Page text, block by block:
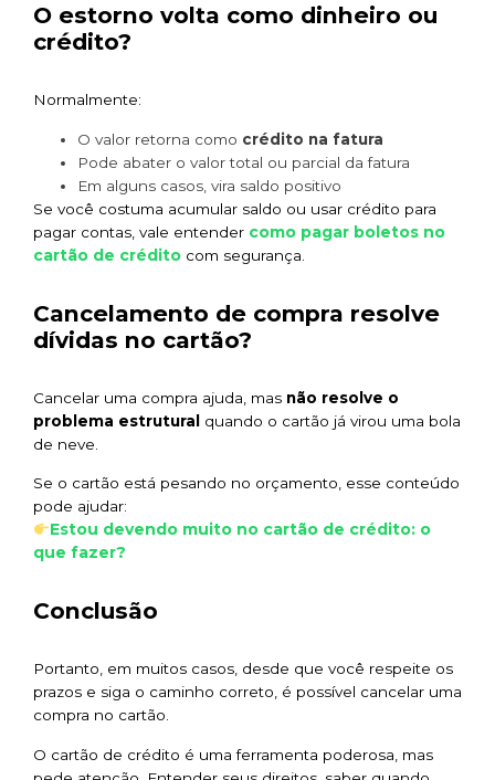
O estorno volta como dinheiro ou
crédito?
Normalmente:
O valor retorna como crédito na fatura
Pode abater o valor total ou parcial da fatura
Em alguns casos, vira saldo positivo
Se você costuma acumular saldo ou usar crédito para
pagar contas, vale entender como pagar boletos no
cartão de crédito com segurança.
Cancelamento de compra resolve
dívidas no cartão?
Cancelar uma compra ajuda, mas não resolve o
problema estrutural
quando o cartão já virou uma bola
de neve.
Se o cartão está pesando no orçamento, esse conteúdo
pode ajudar:
Estou devendo muito no cartão de crédito: o
que fazer?
Conclusão
Portanto, em muitos casos, desde que você respeite os
prazos e siga o caminho correto, é possível cancelar uma
compra no cartão.
O cartão de crédito é uma ferramenta poderosa, mas